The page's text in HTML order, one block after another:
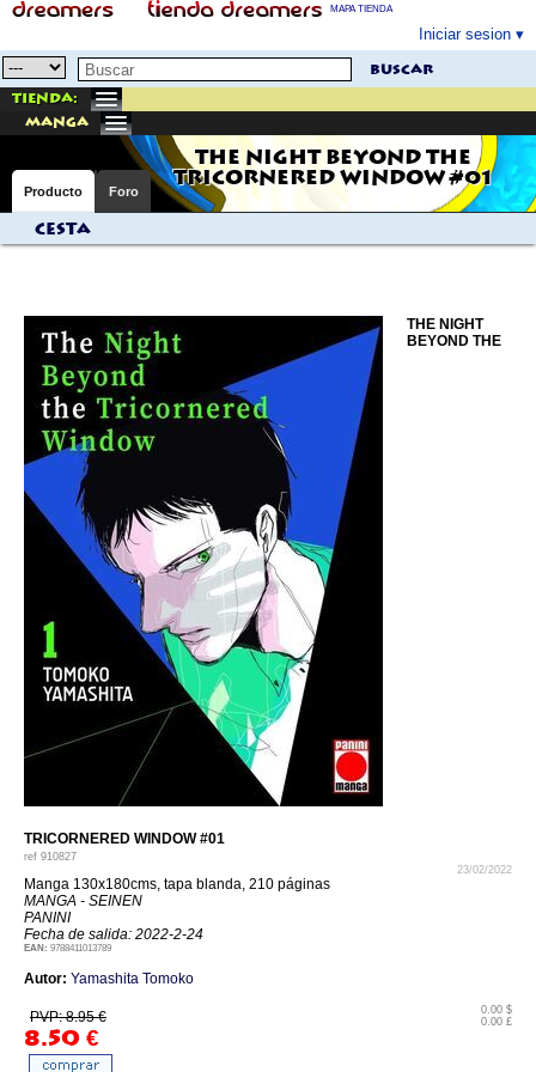
MAPA TIENDA
Iniciar sesion
buscar
Tienda:
manga
THE NIGHT BEYOND THE
TRICORNERED WINDOW #01
Producto Foro
Cesta
THE NIGHT
BEYOND THE
TRICORNERED WINDOW #01
ref 910827
23/02/2022
Manga 130x180cms, tapa blanda, 210 páginas
MANGA - SEINEN
PANINI
Fecha de salida: 2022-2-24
EAN: 9788411013789
Autor: Yamashita Tomoko
PVP: 8.95 €
8.50 €
0.00 $
0.00 £